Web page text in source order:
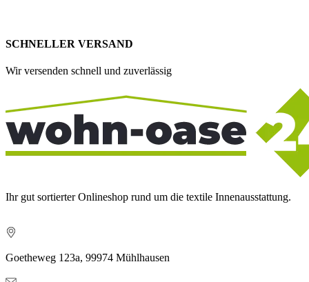
SCHNELLER VERSAND
Wir versenden schnell und zuverlässig
Ihr gut sortierter Onlineshop rund um die textile Innenausstattung.
Goetheweg 123a, 99974 Mühlhausen